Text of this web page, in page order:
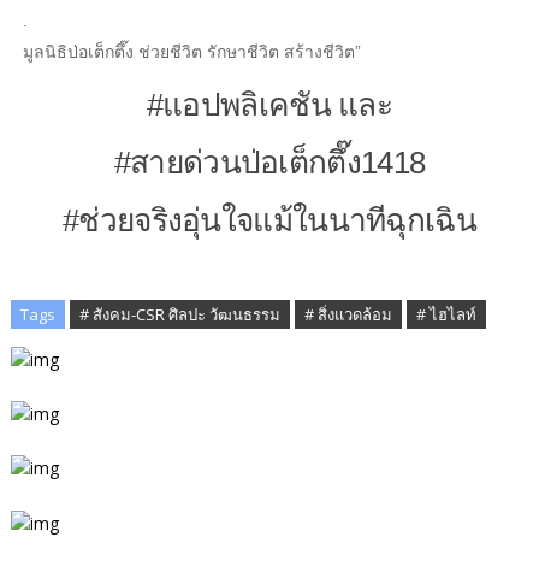
มูลนิธิป่อเต็กตึ๊ง ช่วยชีวิต รักษาชีวิต สร้างชีวิต”
#แอปพลิเคชัน และ
#สายด่วนป่อเต็กตึ๊ง1418
#ช่วยจริงอุ่นใจแม้ในนาทีฉุกเฉิน
Tags # สังคม-CSR ศิลปะ วัฒนธรรม # สิ่งแวดล้อม # ไฮไลท์